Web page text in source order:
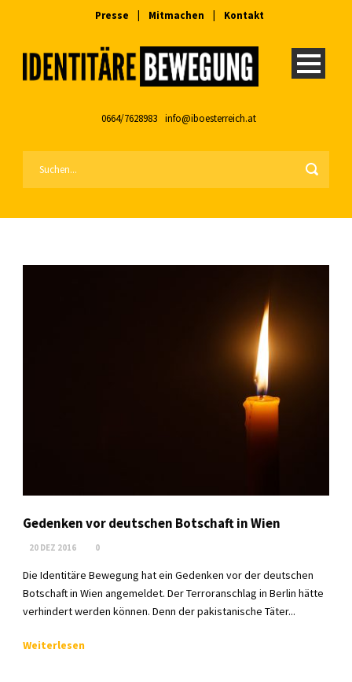
Presse Mitmachen Kontakt
0664/7628983 info@iboesterreich.at
Gedenken vor deutschen Botschaft in Wien
20 DEZ 2016 0
Die Identitäre Bewegung hat ein Gedenken vor der deutschen
Botschaft in Wien angemeldet. Der Terroranschlag in Berlin hätte
verhindert werden können. Denn der pakistanische Täter...
Weiterlesen